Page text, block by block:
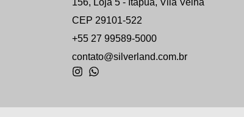
156, Loja 5 - Itapuã, Vila Velha
CEP 29101-522
+55 27 99589-5000
contato@silverland.com.br